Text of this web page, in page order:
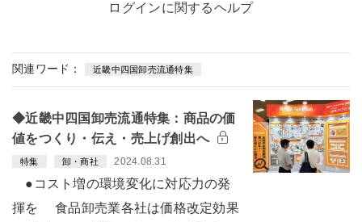
ログインに関するヘルプ
関連ワード： 近畿中四国卸売流通特集
◆近畿中四国卸売流通特集：商品の価
値をつくり・伝え・売上げ創出へ
特集 卸・商社 2024.08.31
●コスト増の環境変化に対応力の発
揮を 食品卸売業各社は価格改定効果